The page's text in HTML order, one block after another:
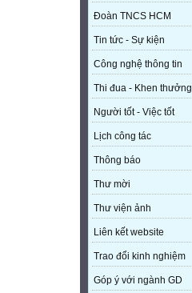
Đoàn TNCS HCM
Tin tức - Sự kiện
Công nghệ thông tin
Thi đua - Khen thưởng
Người tốt - Việc tốt
Lịch công tác
Thông báo
Thư mời
Thư viện ảnh
Liên kết website
Trao đổi kinh nghiệm
Góp ý với ngành GD